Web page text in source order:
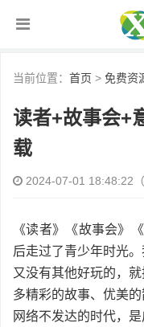
当前位置： 首页 > 免费资
读者+故事会+
载
2024-07-01 18:48:22（
《读者》《故事会》
后走过了青少年时光
又没有其他好玩的，
多精彩的故事、优美
网络不发达的时代，